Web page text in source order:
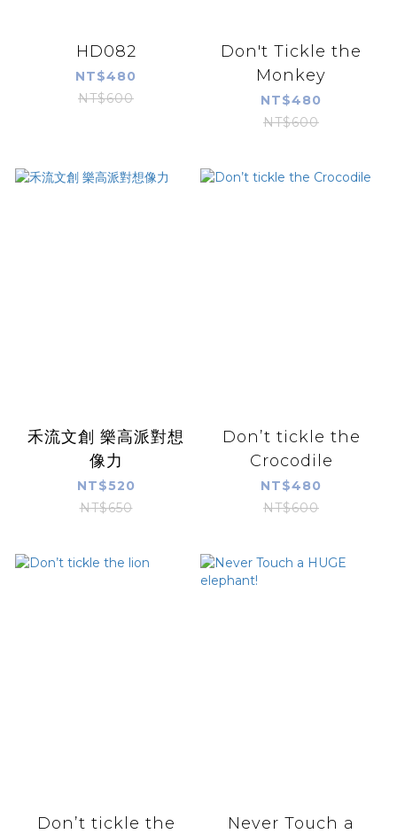
HD082
NT$480
NT$600
Don't Tickle the
Monkey
NT$480
NT$600
禾流文創 樂高派對想
像力
NT$520
NT$650
Don’t tickle the
Crocodile
NT$480
NT$600
Don’t tickle the Never Touch a